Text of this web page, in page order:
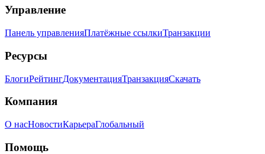
Управление
Панель управленияПлатёжные ссылкиТранзакции
Ресурсы
БлогиРейтингДокументацияТранзакцияСкачать
Компания
О насНовостиКарьераГлобальный
Помощь